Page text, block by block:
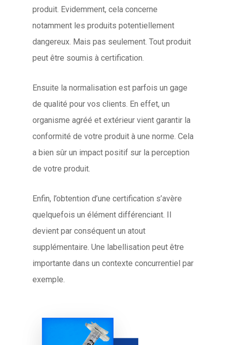
produit. Evidemment, cela concerne
notamment les produits potentiellement
dangereux. Mais pas seulement. Tout produit
peut être soumis à certification.
Ensuite la normalisation est parfois un gage
de qualité pour vos clients. En effet, un
organisme agréé et extérieur vient garantir la
conformité de votre produit à une norme. Cela
a bien sûr un impact positif sur la perception
de votre produit.
Enfin, l’obtention d’une certification s’avère
quelquefois un élément différenciant. Il
devient par conséquent un atout
supplémentaire. Une labellisation peut être
importante dans un contexte concurrentiel par
exemple.